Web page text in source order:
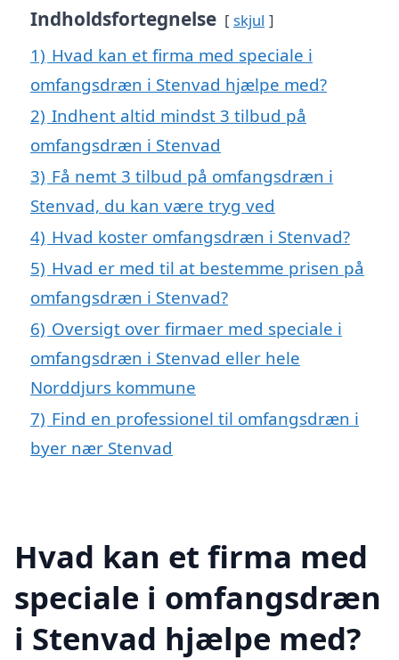
Indholdsfortegnelse skjul
1) Hvad kan et firma med speciale i
omfangsdræn i Stenvad hjælpe med?
2) Indhent altid mindst 3 tilbud på
omfangsdræn i Stenvad
3) Få nemt 3 tilbud på omfangsdræn i
Stenvad, du kan være tryg ved
4) Hvad koster omfangsdræn i Stenvad?
5) Hvad er med til at bestemme prisen på
omfangsdræn i Stenvad?
6) Oversigt over firmaer med speciale i
omfangsdræn i Stenvad eller hele
Norddjurs kommune
7) Find en professionel til omfangsdræn i
byer nær Stenvad
Hvad kan et firma med
speciale i omfangsdræn
i Stenvad hjælpe med?